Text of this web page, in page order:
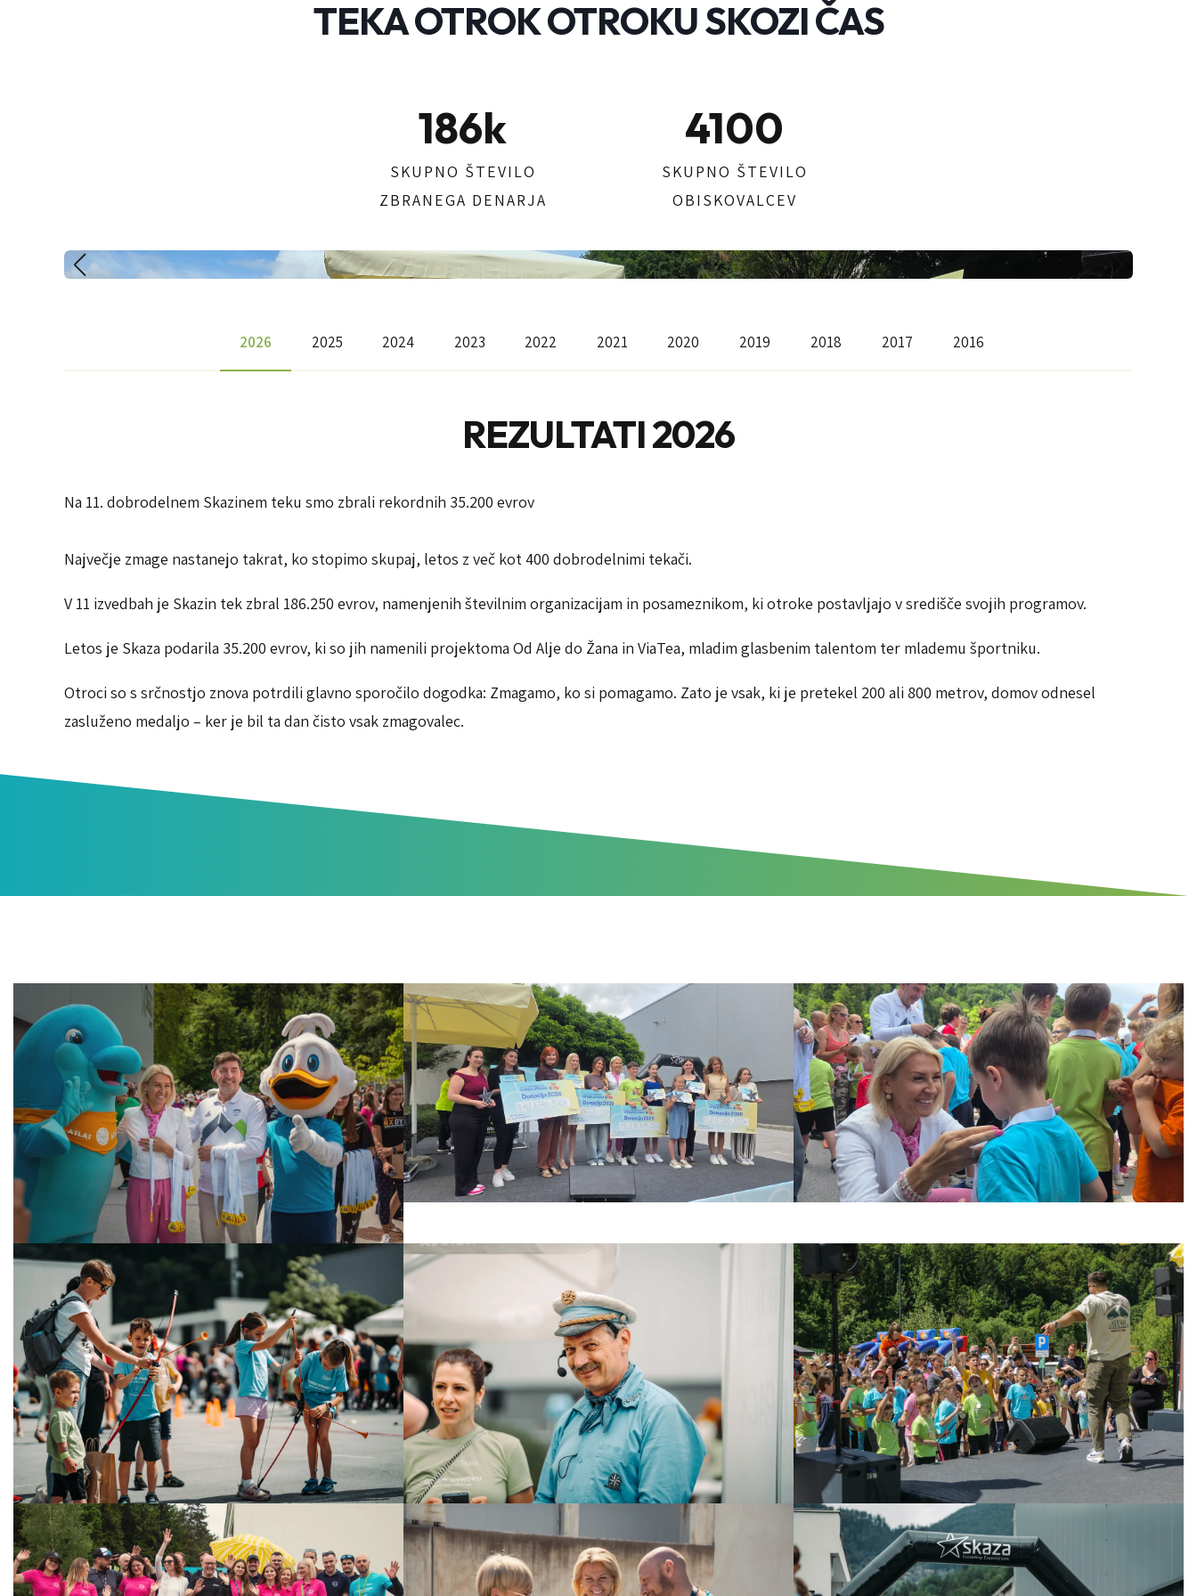
TEKA OTROK OTROKU SKOZI ČAS
186k
SKUPNO ŠTEVILO
ZBRANEGA DENARJA
4100
SKUPNO ŠTEVILO
OBISKOVALCEV
2026 2025 2024 2023 2022 2021 2020 2019 2018 2017 2016
REZULTATI 2026
Na 11. dobrodelnem Skazinem teku smo zbrali rekordnih 35.200 evrov
Največje zmage nastanejo takrat, ko stopimo skupaj, letos z več kot 400 dobrodelnimi tekači.
V 11 izvedbah je Skazin tek zbral 186.250 evrov, namenjenih številnim organizacijam in posameznikom, ki otroke postavljajo v središče svojih programov.
Letos je Skaza podarila 35.200 evrov, ki so jih namenili projektoma Od Alje do Žana in ViaTea, mladim glasbenim talentom ter mlademu športniku.
Otroci so s srčnostjo znova potrdili glavno sporočilo dogodka: Zmagamo, ko si pomagamo. Zato je vsak, ki je pretekel 200 ali 800 metrov, domov odnesel
zasluženo medaljo – ker je bil ta dan čisto vsak zmagovalec.